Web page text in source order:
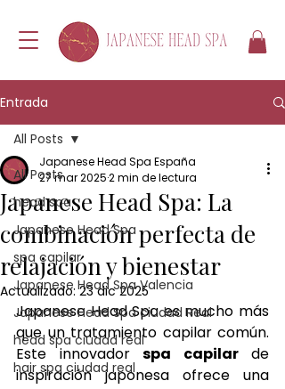
Entrada
All Posts
head spa
Japanese Head Spa
spa capilar
Japanese Head Spa Valencia
Japanese Head Spa ciudad Real
head spa ciudad real
hair spa ciudad real
All Posts
Japanese Head Spa: La
combinación perfecta de
relajación y bienestar
Japanese Head Spa España
27 mar 20252 min de lectura
Actualizado:23 dic 2025
Japanese Head Spa es mucho más
que un tratamiento capilar común.
Este innovador spa capilar de
inspiración japonesa ofrece una